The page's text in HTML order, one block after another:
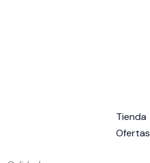
Tienda
Ofertas